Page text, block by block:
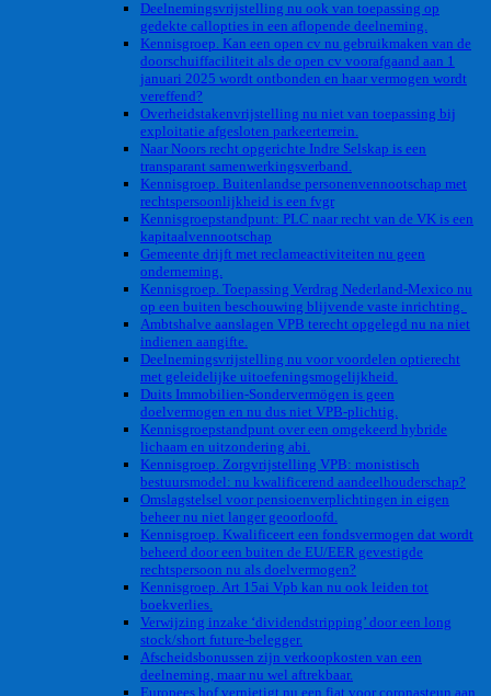
Deelnemingsvrijstelling nu ook van toepassing op
gedekte callopties in een aflopende deelneming.
Kennisgroep. Kan een open cv nu gebruikmaken van de
doorschuiffaciliteit als de open cv voorafgaand aan 1
januari 2025 wordt ontbonden en haar vermogen wordt
vereffend?
Overheidstakenvrijstelling nu niet van toepassing bij
exploitatie afgesloten parkeerterrein.
Naar Noors recht opgerichte Indre Selskap is een
transparant samenwerkingsverband.
Kennisgroep. Buitenlandse personenvennootschap met
rechtspersoonlijkheid is een fvgr
Kennisgroepstandpunt: PLC naar recht van de VK is een
kapitaalvennootschap
Gemeente drijft met reclameactiviteiten nu geen
onderneming.
Kennisgroep. Toepassing Verdrag Nederland-Mexico nu
op een buiten beschouwing blijvende vaste inrichting.
Ambtshalve aanslagen VPB terecht opgelegd nu na niet
indienen aangifte.
Deelnemingsvrijstelling nu voor voordelen optierecht
met geleidelijke uitoefeningsmogelijkheid.
Duits Immobilien-Sondervermögen is geen
doelvermogen en nu dus niet VPB-plichtig.
Kennisgroepstandpunt over een omgekeerd hybride
lichaam en uitzondering abi.
Kennisgroep. Zorgvrijstelling VPB: monistisch
bestuursmodel: nu kwalificerend aandeelhouderschap?
Omslagstelsel voor pensioenverplichtingen in eigen
beheer nu niet langer geoorloofd.
Kennisgroep. Kwalificeert een fondsvermogen dat wordt
beheerd door een buiten de EU/EER gevestigde
rechtspersoon nu als doelvermogen?
Kennisgroep. Art 15ai Vpb kan nu ook leiden tot
boekverlies.
Verwijzing inzake ‘dividendstripping’ door een long
stock/short future-belegger.
Afscheidsbonussen zijn verkoopkosten van een
deelneming, maar nu wel aftrekbaar.
Europees hof vernietigt nu een fiat voor coronasteun aan